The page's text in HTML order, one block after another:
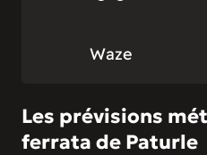
Waze
Les prévisions
ferrata de Paturle